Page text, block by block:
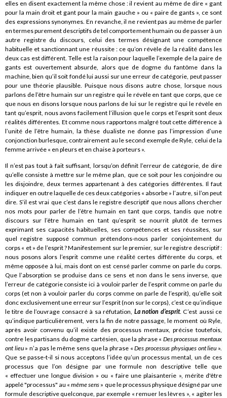
elles en disent exactement la même chose : il revient au même de dire « gant
pour la main droit et gant pour la main gauche » ou « paire de gants », ce sont
des expressions synonymes. En revanche, il ne revient pas au même de parler
en termes purement descriptifs de tel comportement humain ou de passer à un
autre registre du discours, celui des termes désignant une compétence
habituelle et sanctionnant une réussite : ce qu’on révèle de la réalité dans les
deux cas est différent. Telle est la raison pour laquelle l’exemple de la paire de
gants est ouvertement absurde, alors que de dogme du fantôme dans la
machine, bien qu’il soit fondé lui aussi sur une erreur de catégorie, peut passer
pour une théorie plausible. Puisque nous disons autre chose, lorsque nous
parlons de l’être humain sur un registre qui le révèle en tant que corps, que ce
que nous en disons lorsque nous parlons de lui sur le registre qui le révèle en
tant qu’esprit, nous avons facilement l’illusion que le corps et l’esprit sont deux
réalités différentes. Et comme nous rapportons malgré tout cette différence à
l’unité de l’être humain, la thèse dualiste ne donne pas l’impression d’une
conjonction burlesque, contrairement au le second exemple de Ryle, celui de la
femme arrivée « en pleurs et en chaise à porteurs ».
Il n’est pas tout à fait suffisant, lorsqu’on définit l’erreur de catégorie, de dire
qu’elle consiste à mettre sur le même plan, que ce soit pour les conjoindre ou
les disjoindre, deux termes appartenant à des catégories différentes. Il faut
indiquer en outre laquelle de ces deux catégories « absorbe » l’autre, si l’on peut
dire. S’il est vrai que c’est dans le registre descriptif que nous allons chercher
nos mots pour parler de l’être humain en tant que corps, tandis que notre
discours sur l’être humain en tant qu’esprit se nourrit plutôt de termes
exprimant ses capacités habituelles, ses compétences et ses réussites, sur
quel registre supposé commun prétendons-nous parler conjointement du
corps « et » de l’esprit ? Manifestement sur le premier, sur le registre descriptif :
nous posons alors l’esprit comme une réalité certes différente du corps, et
même opposée à lui, mais dont on est censé parler comme on parle du corps.
Que l’absorption se produise dans ce sens et non dans le sens inverse, que
l’erreur de catégorie consiste ici à vouloir parler de l’esprit comme on parle du
corps (et non à vouloir parler du corps comme on parle de l’esprit), qu’elle soit
donc exclusivement une erreur sur l’esprit (non sur le corps), c’est ce qu’indique
le titre de l’ouvrage consacré à sa réfutation, La notion d’esprit. C’est aussi ce
qu’indique particulièrement, vers la fin de notre passage, le moment où Ryle,
après avoir convenu qu’il existe des processus mentaux, précise toutefois,
contre les partisans du dogme cartésien, que la phrase « Des processus mentaux
ont lieu» n’a pas le même sens que la phrase «Des processus physiques ont lieu ».
Que se passe-t-il si nous acceptons l’idée qu’un processus mental, un de ces
processus que l’on désigne par une formule non descriptive telle que
« effectuer une longue division » ou « faire une plaisanterie », mérite d'être
appelé "processus" au «même sens » que le processus physique désigné par une
formule descriptive quelconque, par exemple « remuer les lèvres », « agiter les